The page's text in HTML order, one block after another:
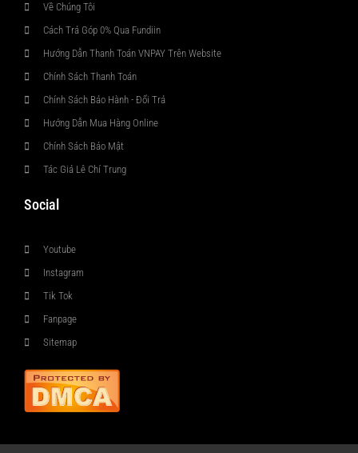
Về Chúng Tôi
Cách Trả Góp 0% Qua Fundiin
Hướng Dẫn Thanh Toán VNPAY Trên Website
Chính Sách Thanh Toán
Chính Sách Bảo Hành - Đổi Trả
Hướng Dẫn Mua Hàng Online
Chính Sách Bảo Mật
Tác Giả Lê Chí Trung
Social
Youtube
Instagram
Tik Tok
Fanpage
Sitemap